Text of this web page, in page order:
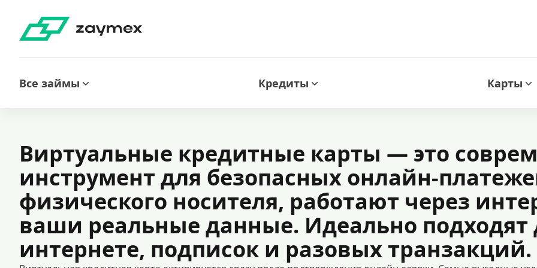
Все займы Кредиты Карты
Виртуальные кредитные карты — это
инструмент для безопасных онлайн-
физического носителя, работают через
ваши реальные данные. Идеально подходят
интернете, подписок и разовых транзакций.